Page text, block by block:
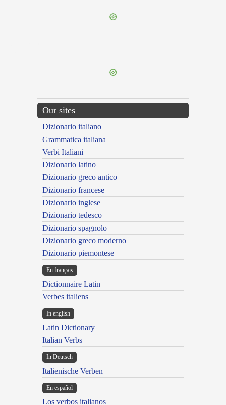
Our sites
Dizionario italiano
Grammatica italiana
Verbi Italiani
Dizionario latino
Dizionario greco antico
Dizionario francese
Dizionario inglese
Dizionario tedesco
Dizionario spagnolo
Dizionario greco moderno
Dizionario piemontese
En français
Dictionnaire Latin
Verbes italiens
In english
Latin Dictionary
Italian Verbs
In Deutsch
Italienische Verben
En español
Los verbos italianos